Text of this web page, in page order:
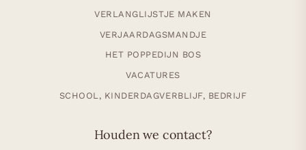
VERLANGLIJSTJE MAKEN
VERJAARDAGSMANDJE
HET POPPEDIJN BOS
VACATURES
SCHOOL, KINDERDAGVERBLIJF, BEDRIJF
Houden we contact?